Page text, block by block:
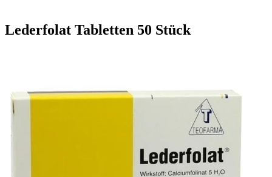
Lederfolat Tabletten 50 Stück